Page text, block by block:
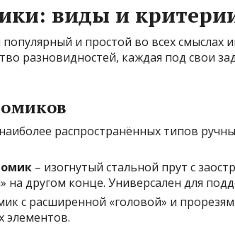
виды и
и простой во всех смыслах
разновидностей, каждая под свои
распространённых типов
– изогнутый стальной прут с
на другом конце. Универсален для
с расширенной «головой» и
элементов.